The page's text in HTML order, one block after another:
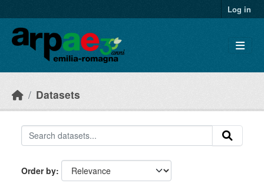
Log in
Datasets
Order by